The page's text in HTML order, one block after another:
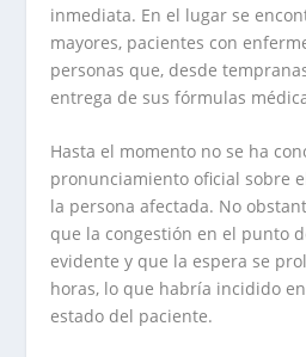
inmediata. En el lugar se
mayores, pacientes con
personas que, desde
entrega de sus fórmulas
Hasta el momento no se ha
pronunciamiento oficial sobre
la persona afectada. No
que la congestión en el punto
evidente y que la espera se
horas, lo que habría incidido
estado del paciente.